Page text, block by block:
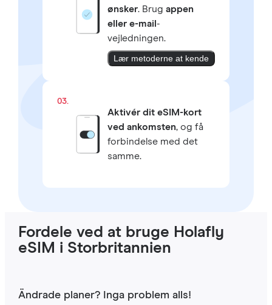
ønsker. Brug appen
eller e-mail -
vejledningen.
Lær metoderne at kende
03.
Aktivér dit eSIM-kort
ved ankomsten, og få
forbindelse med det
samme.
Fordele ved at bruge Holafly
eSIM i Storbritannien
Ändrade planer? Inga problem alls!